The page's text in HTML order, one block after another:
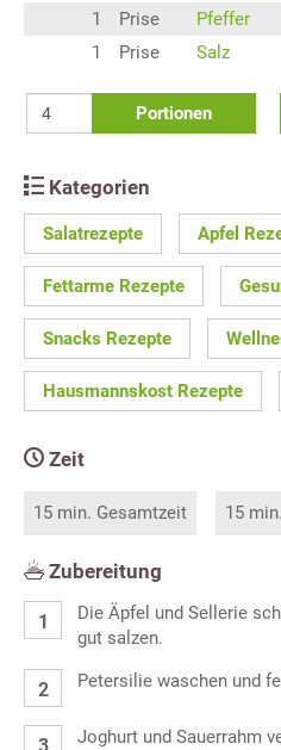
1
Prise
Pfeffer
1
Prise Salz
Portionen
Kategorien
Salatrezepte Apfel
Fettarme Rezepte
Snacks Rezepte
Hausmannskost Rezepte
Zeit
15 min. Gesamtzeit 15
Zubereitung
Die Äpfel und Sellerie
gut salzen.
Petersilie waschen und
Joghurt und Sauerrahm